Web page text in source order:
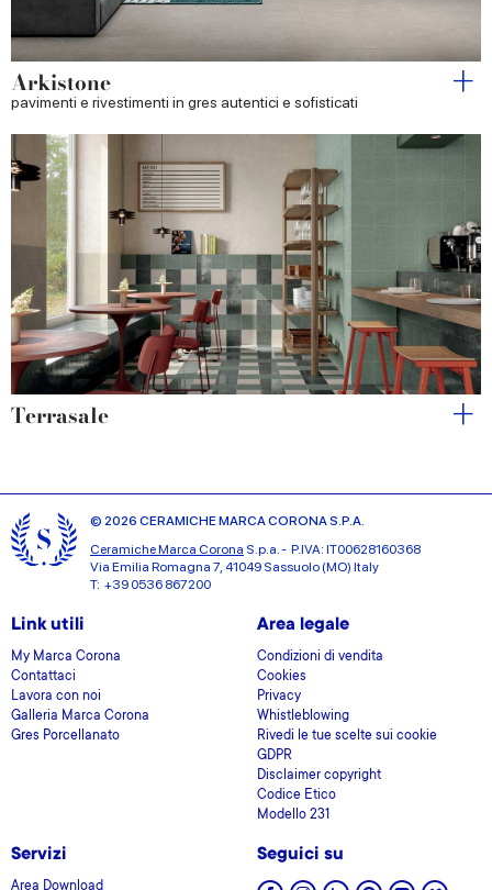
Arkistone
pavimenti e rivestimenti in gres autentici e sofisticati
Terrasale
© 2026 CERAMICHE MARCA CORONA S.P.A.
Ceramiche Marca Corona S.p.a. - P.IVA: IT00628160368
Via Emilia Romagna 7, 41049 Sassuolo (MO) Italy
T: +39 0536 867200
Link utili
My Marca Corona
Contattaci
Lavora con noi
Galleria Marca Corona
Gres Porcellanato
Area legale
Condizioni di vendita
Cookies
Privacy
Whistleblowing
Rivedi le tue scelte sui cookie
GDPR
Disclaimer copyright
Codice Etico
Modello 231
Servizi Seguici su